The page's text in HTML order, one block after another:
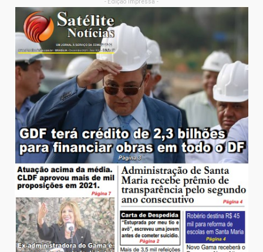
- Edição Impressa -